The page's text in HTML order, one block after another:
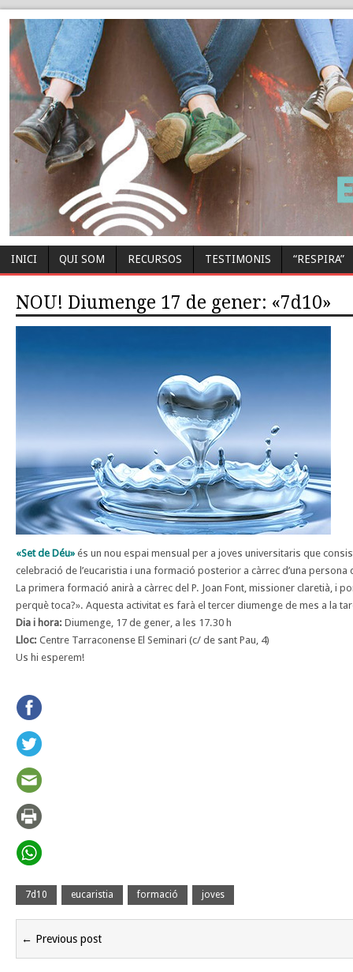
INICI QUI SOM RECURSOS TESTIMONIS “RESPIRA”
NOU! Diumenge 17 de gener: «7d10»
«Set de Déu» és un nou espai mensual per a joves universitaris que
celebració de l’eucaristia i una formació posterior a càrrec d’una
La primera formació anirà a càrrec del P. Joan Font, missioner claretià, i
perquè toca?». Aquesta activitat es farà el tercer diumenge de mes a la
Dia i hora: Diumenge, 17 de gener, a les 17.30 h
Lloc: Centre Tarraconense El Seminari (c/ de sant Pau, 4)
Us hi esperem!
7d10 eucaristia formació joves
← Previous post